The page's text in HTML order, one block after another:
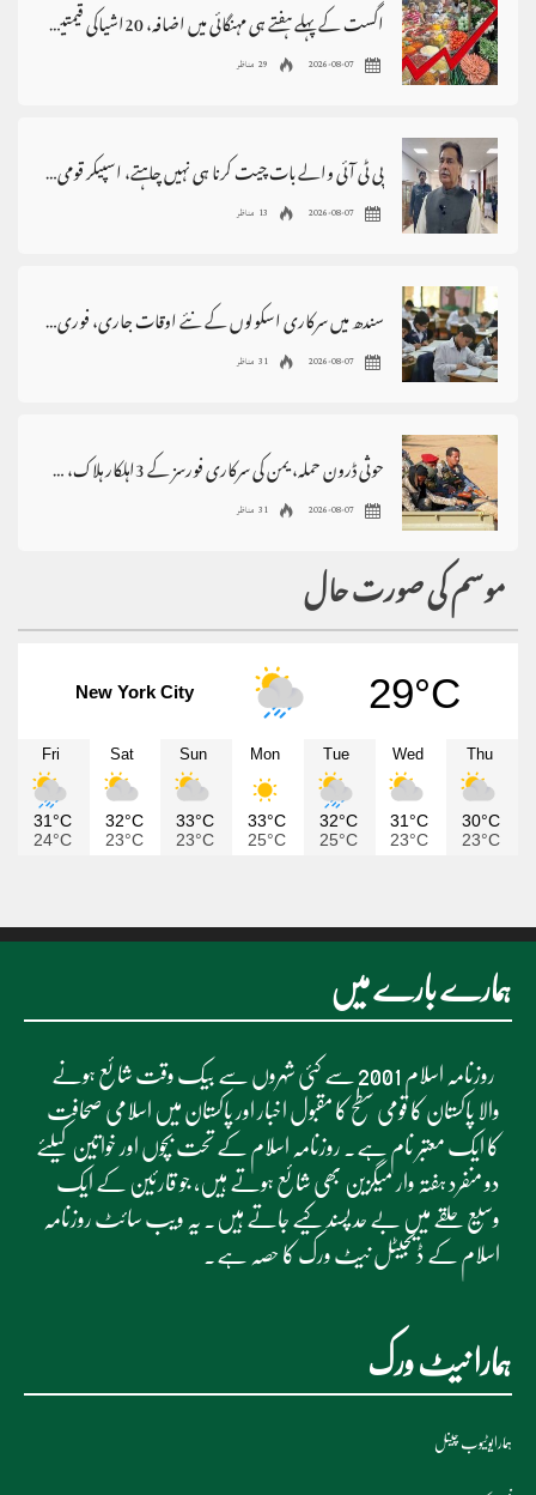
اگست کے پہلے ہفتے ہی مہنگائی میں اضافہ، 20اشیاکی قیمتیں بڑھ گئیں
2026-08-07 29 مناظر
پی ٹی آئی والے بات چیت کرنا ہی نہیں چاہتے، اسپیکر قومی اسمبلی
2026-08-07 13 مناظر
سندھ میں سرکاری اسکولوں کے نئے اوقات جاری، فوری نفاذ کا حکم
2026-08-07 31 مناظر
حوثی ڈرون حملہ، یمن کی سرکاری فورسز کے 3اہلکار ہلاک، 4زخمی
2026-08-07 31 مناظر
موسم کی صورت حال
New York City 29°C
Fri
31°C
24°C
Sat
32°C
23°C
Sun
33°C
23°C
Mon
33°C
25°C
Tue
32°C
25°C
Wed
31°C
23°C
Thu
30°C
23°C
ہمارے بارے میں
روزنامہ اسلام 2001 سے کئی شہروں سے بیک وقت شائع ہونے
والا پاکستان کا قومی سطح کا مقبول اخبار اور پاکستان میں اسلامی صحافت
کا ایک معتبر نام ہے۔ روزنامہ اسلام کے تحت بچوں اور خواتین کیلئے
دو منفرد ہفتہ وار میگزین بھی شائع ہوتے ہیں، جو قارئین کے ایک
وسیع حلقے میں بے حد پسند کیے جاتے ہیں۔ یہ ویب سائٹ روزنامہ
اسلام کے ڈیجیٹل نیٹ ورک کا حصہ ہے۔
ہمارا نیٹ ورک
ہمارایوٹیوب چینل